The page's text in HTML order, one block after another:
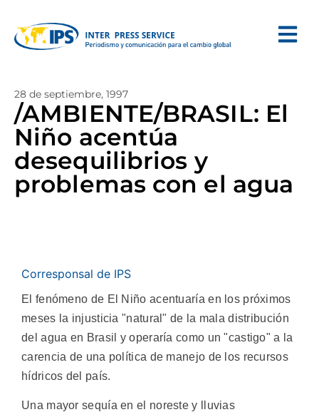
28 de septiembre, 1997
/AMBIENTE/BRASIL: El
Niño acentúa
desequilibrios y
problemas con el agua
Corresponsal de IPS
El fenómeno de El Niño acentuaría en los próximos
meses la injusticia "natural" de la mala distribución
del agua en Brasil y operaría como un "castigo" a la
carencia de una política de manejo de los recursos
hídricos del país.
Una mayor sequía en el noreste y lluvias